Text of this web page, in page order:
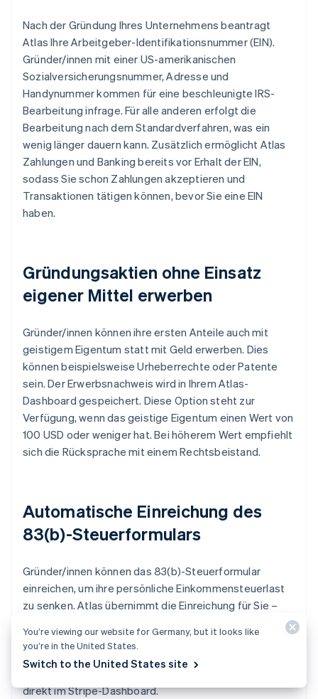
Nach der Gründung Ihres Unternehmens beantragt
Atlas Ihre Arbeitgeber-Identifikationsnummer (EIN).
Gründer/innen mit einer US-amerikanischen
Sozialversicherungsnummer, Adresse und
Handynummer kommen für eine beschleunigte IRS-
Bearbeitung infrage. Für alle anderen erfolgt die
Bearbeitung nach dem Standardverfahren, was ein
wenig länger dauern kann. Zusätzlich ermöglicht Atlas
Zahlungen und Banking bereits vor Erhalt der EIN,
sodass Sie schon Zahlungen akzeptieren und
Transaktionen tätigen können, bevor Sie eine EIN
haben.
Gründungsaktien ohne Einsatz
eigener Mittel erwerben
Gründer/innen können ihre ersten Anteile auch mit
geistigem Eigentum statt mit Geld erwerben. Dies
können beispielsweise Urheberrechte oder Patente
sein. Der Erwerbsnachweis wird in Ihrem Atlas-
Dashboard gespeichert. Diese Option steht zur
Verfügung, wenn das geistige Eigentum einen Wert von
100 USD oder weniger hat. Bei höherem Wert empfiehlt
sich die Rücksprache mit einem Rechtsbeistand.
Automatische Einreichung des
83(b)-Steuerformulars
Gründer/innen können das 83(b)-Steuerformular
einreichen, um ihre persönliche Einkommensteuerlast
zu senken. Atlas übernimmt die Einreichung für Sie –
ansässig sind – per USPS Certified Mail mit
Sendungsverfolgung. Das unterschriebene 83(b)-
direkt im Stripe-Dashboard.
You’re viewing our website for Germany, but it looks like
you’re in the United States.
Switch to the United States site